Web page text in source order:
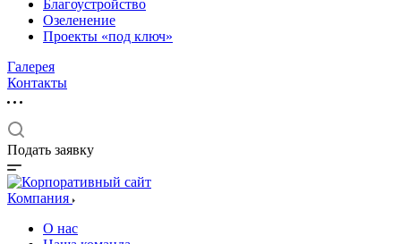
Благоустройство
Озеленение
Проекты «под ключ»
Галерея
Контакты
Подать заявку
Компания
О нас